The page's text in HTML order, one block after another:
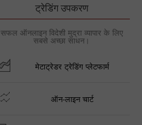
ट्रेडिंग उपकरण
सफल ऑनलाइन विदेशी मुद्रा व्यापार के लिए
सबसे अच्छा साधन।
मेटाट्रेडर ट्रेडिंग प्लेटफार्म
ऑन-लाइन चार्ट